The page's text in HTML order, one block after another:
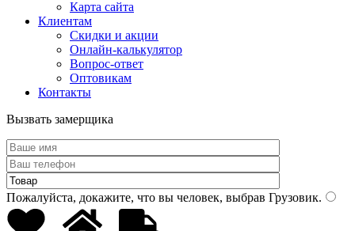
Карта сайта
Клиентам
Скидки и акции
Онлайн-калькулятор
Вопрос-ответ
Оптовикам
Контакты
Вызвать замерщика
Пожалуйста, докажите, что вы человек, выбрав Грузовик.